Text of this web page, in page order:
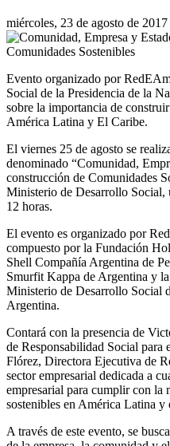
miércoles, 23 de agosto de 2017
Evento organizado por
Social de la Presidencia de la
sobre la importancia de
América Latina y El Caribe.
El viernes 25 de agosto se
denominado “Comunidad,
construcción de Comunidades
Ministerio de Desarrollo Social,
12 horas.
El evento es organizado por
compuesto por la Fundación
Shell Compañía Argentina de
Smurfit Kappa de Argentina y
Ministerio de Desarrollo Social
Argentina.
Contará con la presencia de
de Responsabilidad Social para
Flórez, Directora Ejecutiva de
sector empresarial dedicada a
empresarial para cumplir con la
sostenibles en América Latina y
A través de este evento, se